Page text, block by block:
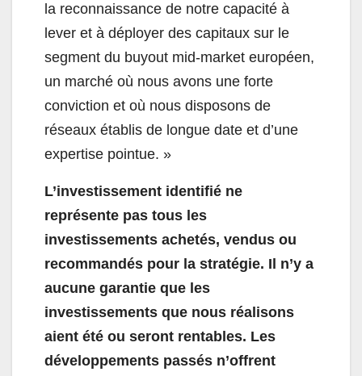
la reconnaissance de notre capacité à
lever et à déployer des capitaux sur le
segment du buyout mid-market européen,
un marché où nous avons une forte
conviction et où nous disposons de
réseaux établis de longue date et d’une
expertise pointue. »
L’investissement identifié ne
représente pas tous les
investissements achetés, vendus ou
recommandés pour la stratégie. Il n’y a
aucune garantie que les
investissements que nous réalisons
aient été ou seront rentables. Les
développements passés n’offrent